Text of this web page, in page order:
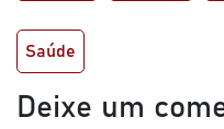
Saúde
Deixe um